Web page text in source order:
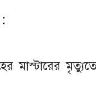
মাস্টারের